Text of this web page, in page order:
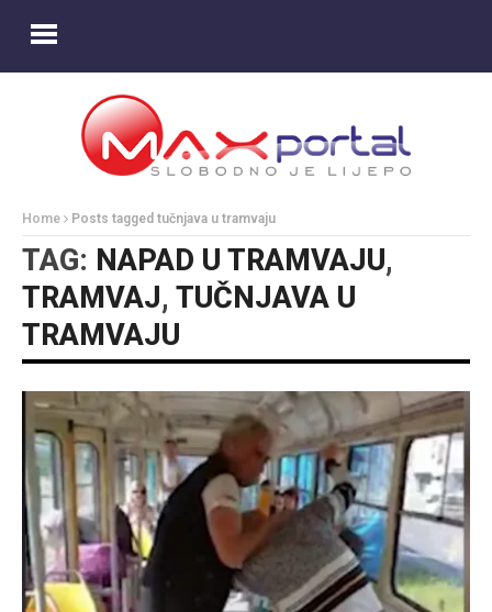
Home Posts tagged tučnjava u tramvaju
TAG: NAPAD U TRAMVAJU,
TRAMVAJ, TUČNJAVA U
TRAMVAJU